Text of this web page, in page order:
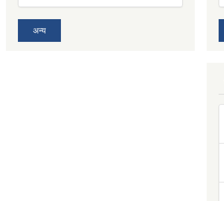
अन्य